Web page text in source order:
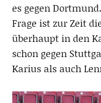
es gegen
Frage ist zur Zeit
überhaupt in den
schon gegen
Karius als auch